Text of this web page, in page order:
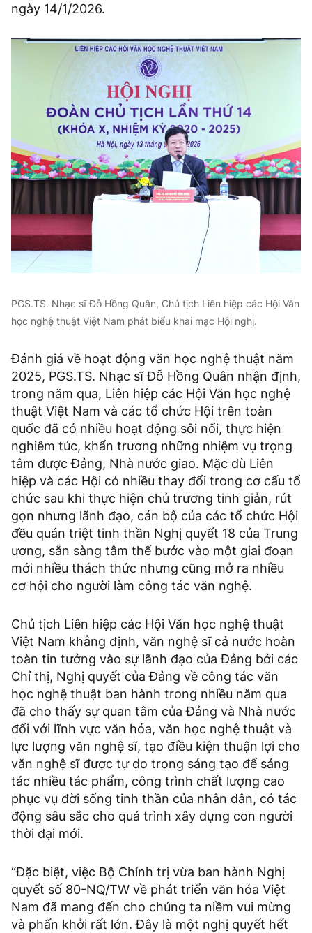
ngày 14/1/2026.
PGS.TS. Nhạc sĩ Đỗ Hồng Quân, Chủ tịch Liên hiệp các Hội Văn
học nghệ thuật Việt Nam phát biểu khai mạc Hội nghị.
Đánh giá về hoạt động văn học nghệ thuật năm
2025, PGS.TS. Nhạc sĩ Đỗ Hồng Quân nhận định,
trong năm qua, Liên hiệp các Hội Văn học nghệ
thuật Việt Nam và các tổ chức Hội trên toàn
quốc đã có nhiều hoạt động sôi nổi, thực hiện
nghiêm túc, khẩn trương những nhiệm vụ trọng
tâm được Đảng, Nhà nước giao. Mặc dù Liên
hiệp và các Hội có nhiều thay đổi trong cơ cấu tổ
chức sau khi thực hiện chủ trương tinh giản, rút
gọn nhưng lãnh đạo, cán bộ của các tổ chức Hội
đều quán triệt tinh thần Nghị quyết 18 của Trung
ương, sẵn sàng tâm thế bước vào một giai đoạn
mới nhiều thách thức nhưng cũng mở ra nhiều
cơ hội cho người làm công tác văn nghệ.
Chủ tịch Liên hiệp các Hội Văn học nghệ thuật
Việt Nam khẳng định, văn nghệ sĩ cả nước hoàn
toàn tin tưởng vào sự lãnh đạo của Đảng bởi các
Chỉ thị, Nghị quyết của Đảng về công tác văn
học nghệ thuật ban hành trong nhiều năm qua
đã cho thấy sự quan tâm của Đảng và Nhà nước
đối với lĩnh vực văn hóa, văn học nghệ thuật và
lực lượng văn nghệ sĩ, tạo điều kiện thuận lợi cho
văn nghệ sĩ được tự do trong sáng tạo để sáng
tác nhiều tác phẩm, công trình chất lượng cao
phục vụ đời sống tinh thần của nhân dân, có tác
động sâu sắc cho quá trình xây dựng con người
thời đại mới.
“Đặc biệt, việc Bộ Chính trị vừa ban hành Nghị
quyết số 80-NQ/TW về phát triển văn hóa Việt
Nam đã mang đến cho chúng ta niềm vui mừng
và phấn khởi rất lớn. Đây là một nghị quyết hết